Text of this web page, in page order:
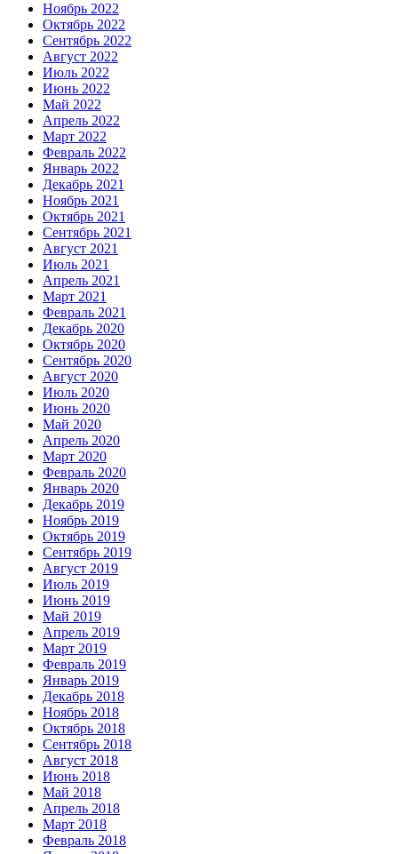
Ноябрь 2022
Октябрь 2022
Сентябрь 2022
Август 2022
Июль 2022
Июнь 2022
Май 2022
Апрель 2022
Март 2022
Февраль 2022
Январь 2022
Декабрь 2021
Ноябрь 2021
Октябрь 2021
Сентябрь 2021
Август 2021
Июль 2021
Апрель 2021
Март 2021
Февраль 2021
Декабрь 2020
Октябрь 2020
Сентябрь 2020
Август 2020
Июль 2020
Июнь 2020
Май 2020
Апрель 2020
Март 2020
Февраль 2020
Январь 2020
Декабрь 2019
Ноябрь 2019
Октябрь 2019
Сентябрь 2019
Август 2019
Июль 2019
Июнь 2019
Май 2019
Апрель 2019
Март 2019
Февраль 2019
Январь 2019
Декабрь 2018
Ноябрь 2018
Октябрь 2018
Сентябрь 2018
Август 2018
Июнь 2018
Май 2018
Апрель 2018
Март 2018
Февраль 2018